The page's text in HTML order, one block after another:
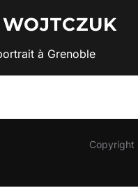
à Grenoble